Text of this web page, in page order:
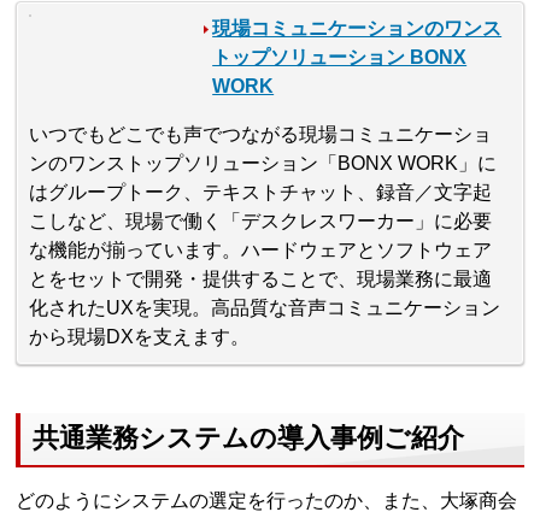
現場コミュニケーションのワンス
トップソリューション BONX
WORK
いつでもどこでも声でつながる現場コミュニケーショ
ンのワンストップソリューション「BONX WORK」に
はグループトーク、テキストチャット、録音／文字起
こしなど、現場で働く「デスクレスワーカー」に必要
な機能が揃っています。ハードウェアとソフトウェア
とをセットで開発・提供することで、現場業務に最適
化されたUXを実現。高品質な音声コミュニケーション
から現場DXを支えます。
共通業務システムの導入事例ご紹介
どのようにシステムの選定を行ったのか、また、大塚商会